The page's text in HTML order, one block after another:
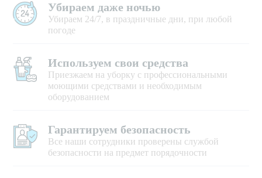
Убираем даже ночью
Убираем 24/7, в праздничные дни, при любой
погоде
Используем свои средства
Приезжаем на уборку с профессиональными
моющими средствами и необходимым
оборудованием
Гарантируем безопасность
Все наши сотрудники проверены службой
безопасности на предмет порядочности